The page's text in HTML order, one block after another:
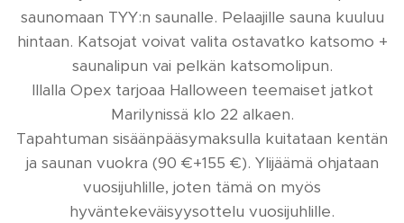
saunomaan TYY:n saunalle. Pelaajille sauna kuuluu
hintaan. Katsojat voivat valita ostavatko katsomo +
saunalipun vai pelkän katsomolipun.
Illalla Opex tarjoaa Halloween teemaiset jatkot
Marilynissä klo 22 alkaen.
Tapahtuman sisäänpääsymaksulla kuitataan kentän
ja saunan vuokra (90 €+155 €). Ylijäämä ohjataan
vuosijuhlille, joten tämä on myös
hyväntekeväisyysottelu vuosijuhlille.